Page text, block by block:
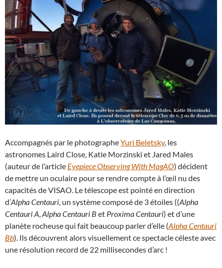
Accompagnés par le photographeYuri Beletsky, les
astronomes Laird Close, Katie Morzinski et Jared Males
(auteur de l’article Eyepiece Observing With MagAO) décident
de mettre un oculaire pour se rendre compte à l’œil nu des
capacités de VISAO. Le télescope est pointé en direction
d’Alpha Centauri, un système composé de 3 étoiles ((Alpha
Centauri A,Alpha Centauri B et Proxima Centauri) et d’une
planète rocheuse qui fait beaucoup parler d’elle (Alpha Centauri
Bb). Ils découvrent alors visuellement ce spectacle céleste avec
une résolution record de 22 millisecondes d’arc !